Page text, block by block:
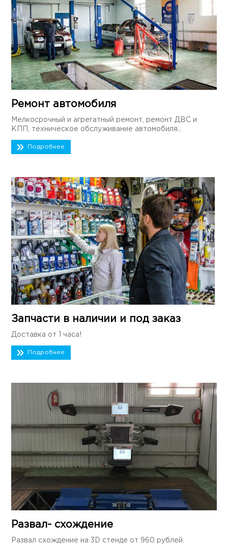
Ремонт автомобиля
Мелкосрочный и агрегатный ремонт, ремонт ДВС и
КПП, техническое обслуживание автомобиля...
Подробнее
Запчасти в наличии и под заказ
Доставка от 1 часа!
Подробнее
Развал- схождение
Развал схождение на 3D стенде от 960 рублей.